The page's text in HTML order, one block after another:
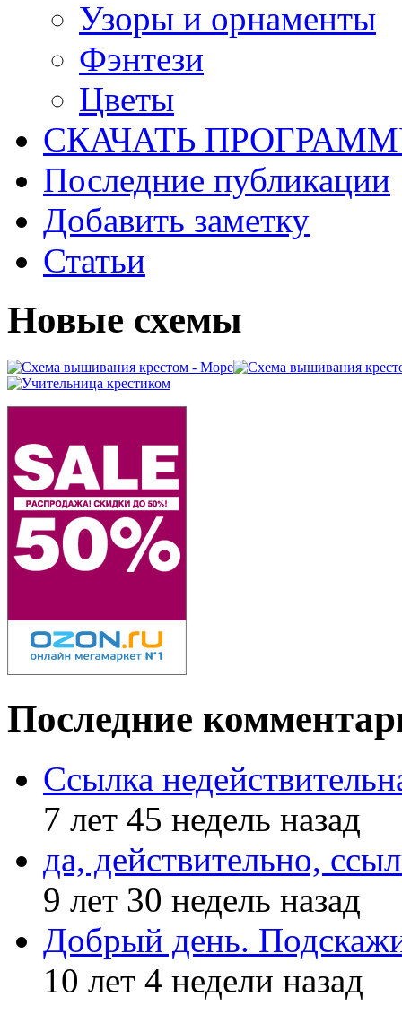
Узоры и орнаменты
Фэнтези
Цветы
СКАЧАТЬ
Последние публикации
Добавить заметку
Статьи
Новые схемы
Последние
Ссылка
7 лет 45 недель назад
да, действительно,
9 лет 30 недель назад
Добрый день.
10 лет 4 недели назад